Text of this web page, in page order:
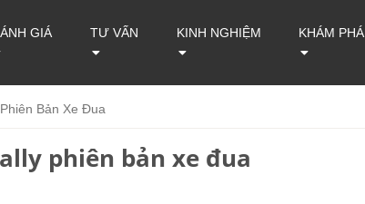
GIÁ TƯ VẤN KINH NGHIỆM KHÁM PHÁ
Bản Xe Đua
phiên bản xe đua